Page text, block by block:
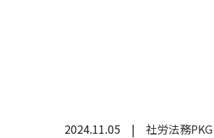
2024.11.05 社労法務PKG